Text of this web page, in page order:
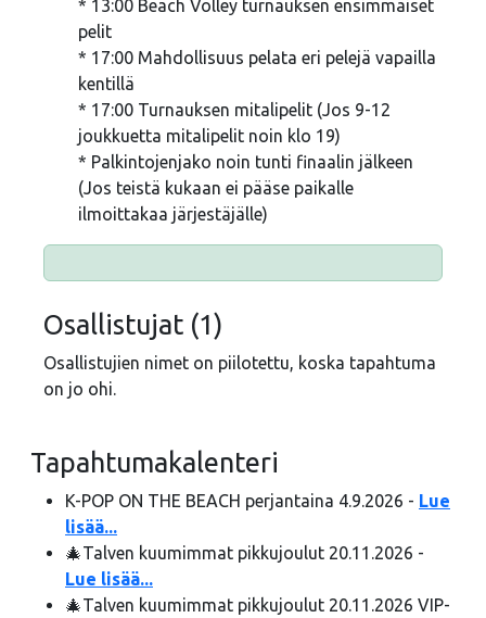
* 13:00 Beach Volley turnauksen ensimmäiset
pelit
* 17:00 Mahdollisuus pelata eri pelejä vapailla
kentillä
* 17:00 Turnauksen mitalipelit (Jos 9-12
joukkuetta mitalipelit noin klo 19)
* Palkintojenjako noin tunti finaalin jälkeen
(Jos teistä kukaan ei pääse paikalle
ilmoittakaa järjestäjälle)
Osallistujat (1)
Osallistujien nimet on piilotettu, koska tapahtuma
on jo ohi.
Tapahtumakalenteri
K-POP ON THE BEACH perjantaina 4.9.2026 - Lue
lisää...
🎄Talven kuumimmat pikkujoulut 20.11.2026 -
Lue lisää...
🎄Talven kuumimmat pikkujoulut 20.11.2026 VIP-